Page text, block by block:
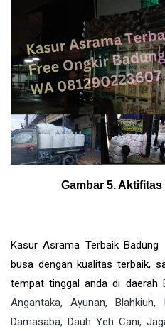
Gambar 5.
Kasur Asrama Terbaik
busa dengan kualitas terbaik,
tempat tinggal anda di daerah
Angantaka, Ayunan,
Damasaba, Dauh Yeh Cani,